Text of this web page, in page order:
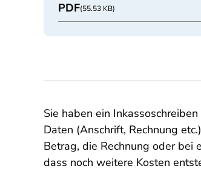
PDF(55.53 KB)
Sie haben ein
Daten (Anschrift, Rechnung
Betrag, die Rechnung oder bei
dass noch weitere Kosten